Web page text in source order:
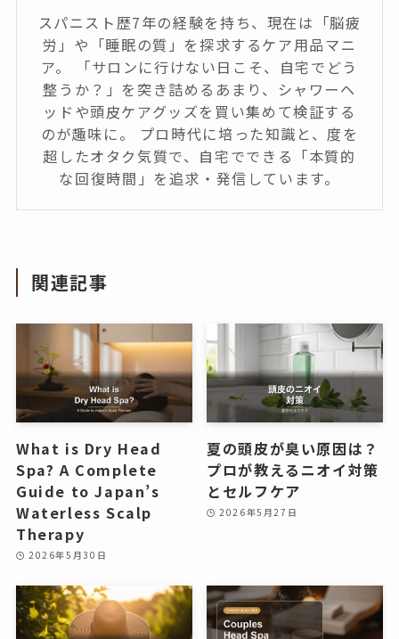
スパニスト歴7年の経験を持ち、現在は「脳疲
労」や「睡眠の質」を探求するケア用品マニ
ア。 「サロンに行けない日こそ、自宅でどう
整うか？」を突き詰めるあまり、シャワーヘ
ッドや頭皮ケアグッズを買い集めて検証する
のが趣味に。 プロ時代に培った知識と、度を
超したオタク気質で、自宅でできる「本質的
な回復時間」を追求・発信しています。
関連記事
What is Dry Head
Spa? A Complete
Guide to Japan’s
Waterless Scalp
Therapy
2026年5月30日
夏の頭皮が臭い原因は？
プロが教えるニオイ対策
とセルフケア
2026年5月27日